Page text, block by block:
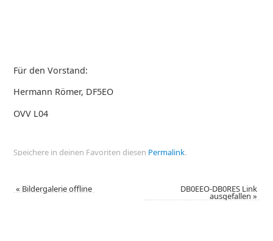
Für den Vorstand:
Hermann Römer, DF5EO
OVV L04
Speichere in deinen Favoriten diesen Permalink.
« Bildergalerie offline DB0EEO-DB0RES Link
ausgefallen»